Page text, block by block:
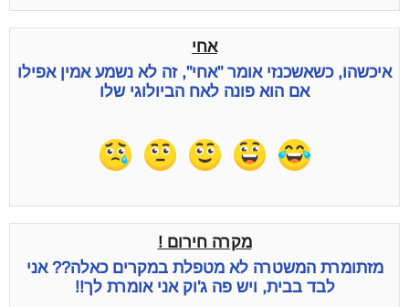
אחי
איכשהו, כשאשכנזי אומר "אחי", זה לא נשמע אמין אפילו
אם הוא פונה לאח הביולוגי שלו
מקרה חירום !
מזתומרת המשטרה לא מטפלת במקרים כאלה?? אני
לבד בבית, ויש פה ג'וק אני אומרת לך!!